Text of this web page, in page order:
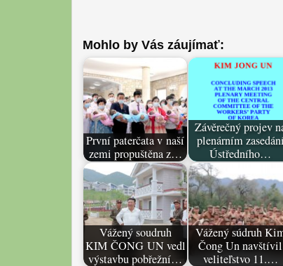
Mohlo by Vás záujímať:
První paterčata v naší
zemi propuštěna z…
Závěrečný projev
plenárním
Ústředního…
Vážený soudruh
KIM ČONG UN vedl
výstavbu pobřežní…
Vážený súdruh
Čong Un navštívil
veliteľstvo 11.…